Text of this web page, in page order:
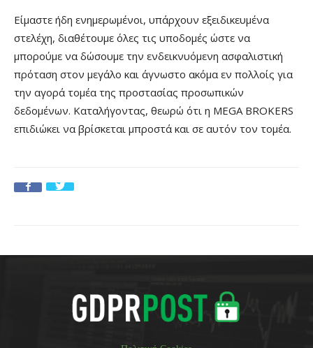
Είμαστε ήδη ενημερωμένοι, υπάρχουν εξειδικευμένα
στελέχη, διαθέτουμε όλες τις υποδομές ώστε να
μπορούμε να δώσουμε την ενδεικνυόμενη ασφαλιστική
πρόταση στον μεγάλο και άγνωστο ακόμα εν πολλοίς για
την αγορά τομέα της προστασίας προσωπικών
δεδομένων. Καταλήγοντας, θεωρώ ότι η MEGA BROKERS
επιδιώκει να βρίσκεται μπροστά και σε αυτόν τον τομέα.